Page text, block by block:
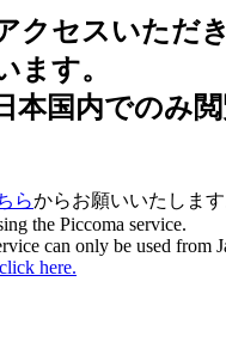
クセスいただ
ます。
本国内でのみ
らからお願いいたします
the Piccoma service.
can only be used from
click here.